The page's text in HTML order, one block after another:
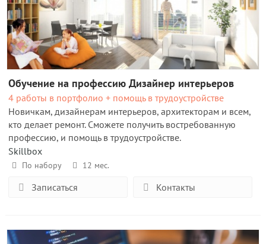
Обучение на профессию Дизайнер интерьеров
4 работы в портфолио + помощь в трудоустройстве
Новичкам, дизайнерам интерьеров, архитекторам и всем,
кто делает ремонт. Сможете получить востребованную
профессию, и помощь в трудоустройстве.
Skillbox
По набору 12 мес.
Записаться Контакты